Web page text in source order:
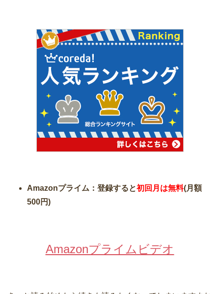
Amazonプライム：登録すると初回月は無料(月額
500円)
Amazonプライムビデオ